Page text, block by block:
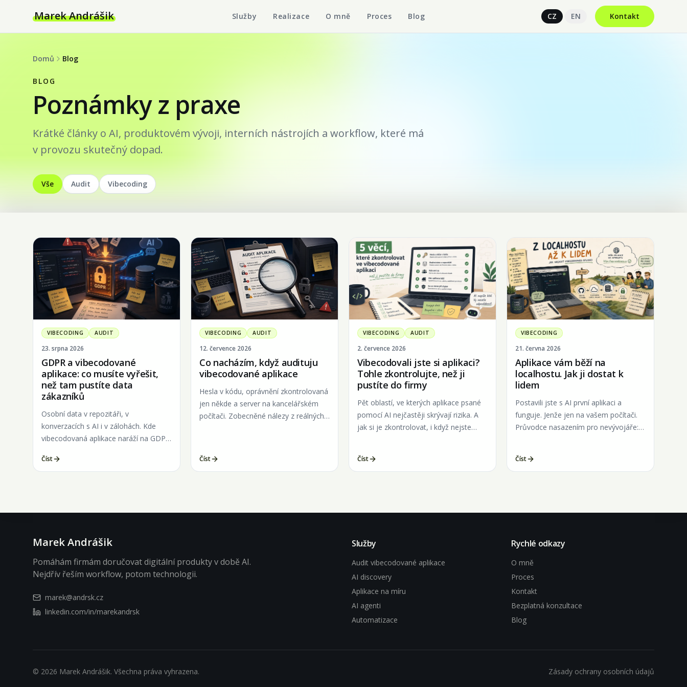
Marek Andrášik Služby Realizace O mně Proces Blog CZ EN Kontakt
Domů Blog
BLOG
Poznámky z praxe
Krátké články o AI, produktovém vývoji, interních nástrojích a workflow, které má
v provozu skutečný dopad.
Vše Audit Vibecoding
VIBECODING AUDIT
23. srpna 2026
GDPR a vibecodované
aplikace: co musíte vyřešit,
než tam pustíte data
zákazníků
Osobní data v repozitáři, v
konverzacích s AI i v zálohách. Kde
vibecodovaná aplikace naráží na GDPR
vývojář.
Číst
VIBECODING AUDIT
12. července 2026
Co nacházím, když audituju
vibecodované aplikace
Hesla v kódu, oprávnění zkontrolovaná
jen někde a server na kancelářském
počítači. Zobecněné nálezy z reálných
Číst
VIBECODING AUDIT
2. července 2026
Vibecodovali jste si aplikaci?
Tohle zkontrolujte, než ji
pustíte do firmy
Pět oblastí, ve kterých aplikace psané
pomocí AI nejčastěji skrývají rizika. A
jak si je zkontrolovat, i když nejste
Číst
VIBECODING
21. června 2026
Aplikace vám běží na
localhostu. Jak ji dostat k
lidem
Postavili jste s AI první aplikaci a
funguje. Jenže jen na vašem počítači.
Průvodce nasazením pro nevývojáře:
Číst
Marek Andrášik
Pomáhám firmám doručovat digitální produkty v době AI.
Nejdřív řeším workflow, potom technologii.
marek@andrsk.cz
linkedin.com/in/marekandrsk
Služby
Audit vibecodované aplikace
AI discovery
Aplikace na míru
AI agenti
Automatizace
Rychlé odkazy
O mně
Proces
Kontakt
Bezplatná konzultace
Blog
© 2026 Marek Andrášik. Všechna práva vyhrazena. Zásady ochrany osobních údajů